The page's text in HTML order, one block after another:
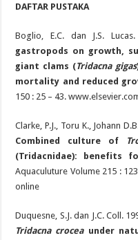
DAFTAR PUSTAKA
Boglio, E.C. dan J.S.
gastropods on growth,
giant clams (Tridacna gigas
mortality and reduced
150 : 25 – 43.
Clarke, P.J., Toru K., Johann
Combined culture of
(Tridacnidae): benefits
Aquaculuture Volume 215 :
online
Duquesne, S.J. dan J.C. Coll.
Tridacna crocea under